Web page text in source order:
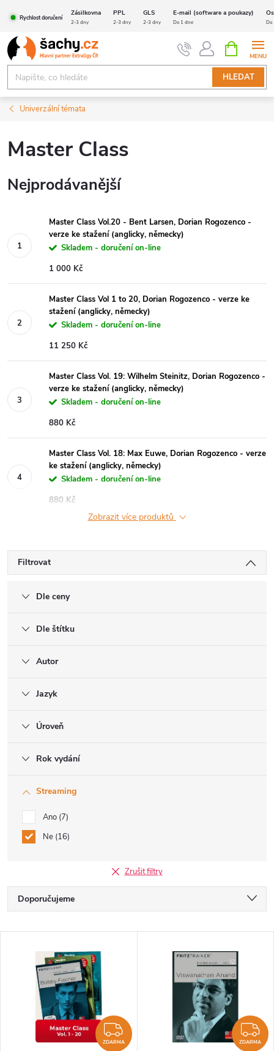
obsah
Rychlost doručení
Zásilkovna PPL GLS E-mail (software a poukazy)
2-3 dny 2-3 dny 2-3 dny Do 1 dne Do
HLEDAT
NÁKUPNÍ
KOŠÍK
Univerzální témata
Master Class
Nejprodávanější
Master Class Vol.20 - Bent Larsen, Dorian Rogozenco -
verze ke stažení (anglicky, německy)
Skladem - doručení on-line
1 000 Kč
Master Class Vol 1 to 20, Dorian Rogozenco - verze ke
stažení (anglicky, německy)
Skladem - doručení on-line
11 250 Kč
Master Class Vol. 19: Wilhelm Steinitz, Dorian Rogozenco -
verze ke stažení (anglicky, německy)
Skladem - doručení on-line
880 Kč
Master Class Vol. 18: Max Euwe, Dorian Rogozenco - verze
ke stažení (anglicky, německy)
Skladem - doručení on-line
880 Kč
Zobrazit více produktů
Filtrovat
Dle ceny
Dle štítku
Autor
Jazyk
Úroveň
Rok vydání
Streaming
Ano 7
Ne 16
Zrušit filtry
Ř
a
Doporučujeme
Nejprodávanější
Abecedně
ZDARMA
ZDARMA ZDARMA